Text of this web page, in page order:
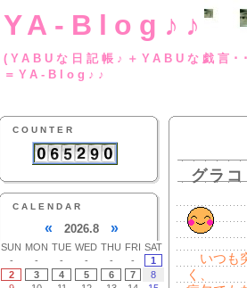
YA-Blog♪♪
(YABUな日記帳♪
＝YA-Blog♪♪
COUNTER
CALENDAR
« 2026.8 »
SUN MON TUE WED THU FRI SAT
-
- - - - -
1
2
3 4 5 6 7
8
グラ
いつも
く、